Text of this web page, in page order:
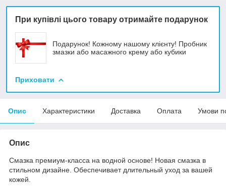
При купівлі цього товару отримайте подарунок
Подарунок! Кожному нашому клієнту! Пробник
змазки або масажного крему або кубики
Приховати
Опис Характеристики Доставка Оплата Умови
Опис
Смазка премиум-класса на водной основе! Новая смазка в
стильном дизайне. Обеспечивает длительный уход за вашей
кожей.